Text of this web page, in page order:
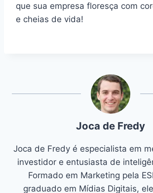
que sua empresa floresça com
e cheias de vida!
Joca de Fredy
Joca de Fredy é especialista em
investidor e entusiasta de
Formado em Marketing pela
graduado em Mídias Digitais,